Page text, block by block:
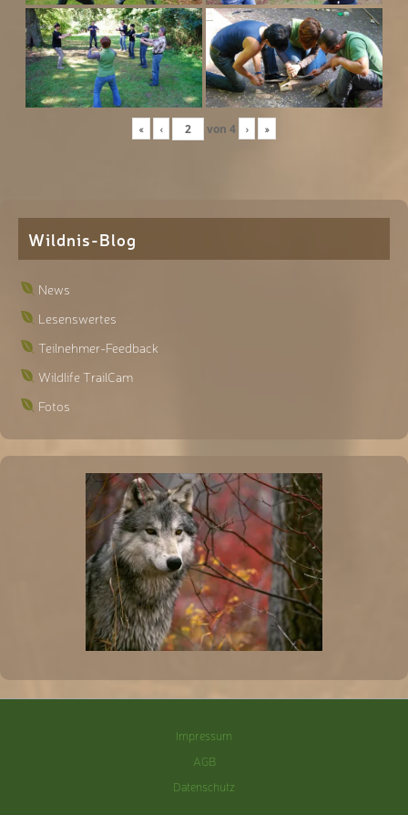
« ‹ von 4 › »
Wildnis-Blog
News
Lesenswertes
Teilnehmer-Feedback
Wildlife TrailCam
Fotos
Impressum
AGB
Datenschutz